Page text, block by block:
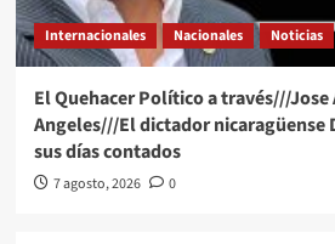
Internacionales Nacionales Noticias
El Quehacer Político a través///
Angeles///El dictador nicaragüense
sus días contados
7 agosto, 2026 0